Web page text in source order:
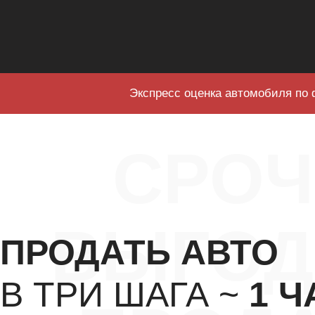
Экспресс оценка автомобиля
ПРОДАТЬ АВТО
В ТРИ ШАГА ~ 1